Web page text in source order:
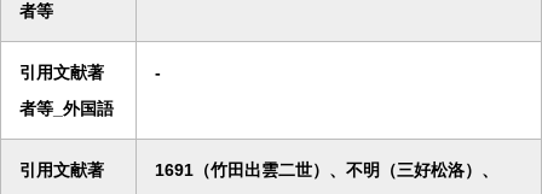
者等
引用文献著
者等_外国語
-
引用文献著
1691（竹田出雲二世）、不明（三好松洛）、